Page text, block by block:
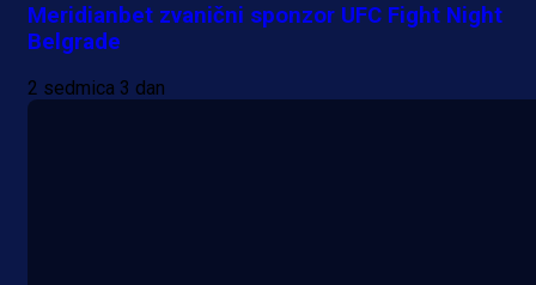
Meridianbet zvanični sponzor UFC Fight Night
Belgrade
2 sedmica 3 dan